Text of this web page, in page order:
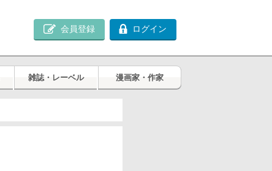
会員登録 ログイン
雑誌・レーベル 漫画家・作家